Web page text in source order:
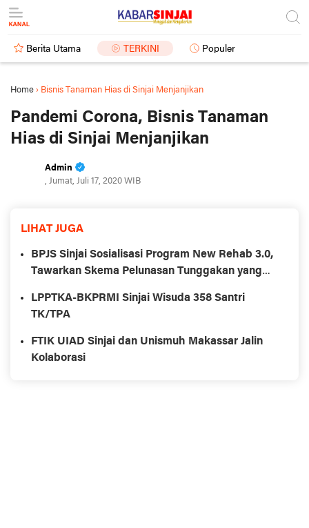
Berita Utama TERKINI Populer
Home › Bisnis Tanaman Hias di Sinjai Menjanjikan
Pandemi Corona, Bisnis Tanaman
Hias di Sinjai Menjanjikan
Admin
, Jumat, Juli 17, 2020 WIB
LIHAT JUGA
BPJS Sinjai Sosialisasi Program New Rehab 3.0,
Tawarkan Skema Pelunasan Tunggakan yang
LPPTKA-BKPRMI Sinjai Wisuda 358 Santri
TK/TPA
FTIK UIAD Sinjai dan Unismuh Makassar Jalin
Kolaborasi